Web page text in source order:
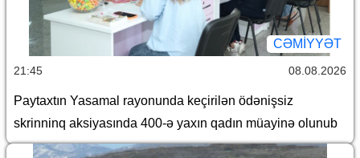
CƏMİYYƏT
21:45 08.08.2026
Paytaxtın Yasamal rayonunda keçirilən ödənişsiz
skrinninq aksiyasında 400-ə yaxın qadın müayinə olunub